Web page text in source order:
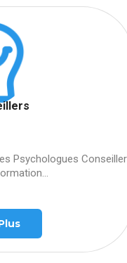
Psychologues